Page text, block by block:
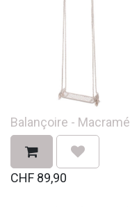
Balançoire - Macramé
CHF 89,90